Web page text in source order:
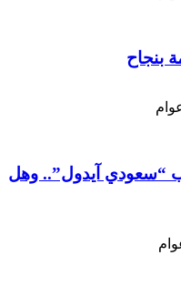
بنجاح
“سعودي آيدول”.. وهل